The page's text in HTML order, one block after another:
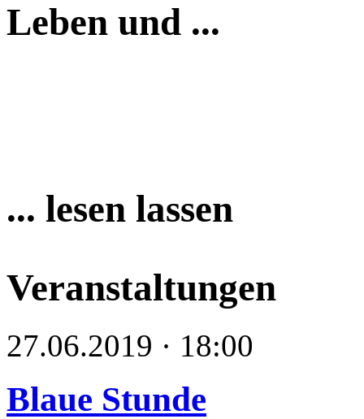
Leben und ...
... lesen lassen
Veranstaltungen
27.06.2019 · 18:00
Blaue Stunde